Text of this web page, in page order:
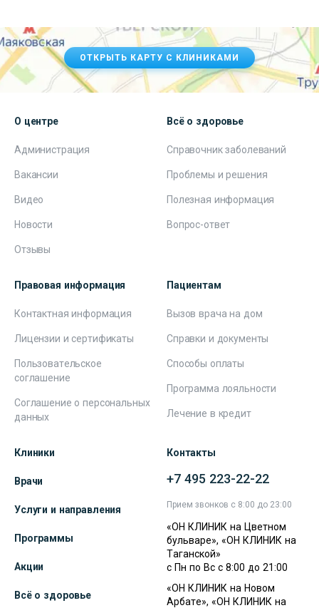
ОТКРЫТЬ КАРТУ С КЛИНИКАМИ
О центре
Администрация
Вакансии
Видео
Новости
Отзывы
Всё о здоровье
Справочник заболеваний
Проблемы и решения
Полезная информация
Вопрос-ответ
Правовая информация
Контактная информация
Лицензии и сертификаты
Пользовательское
соглашение
Соглашение о персональных
данных
Пациентам
Вызов врача на дом
Справки и документы
Способы оплаты
Программа лояльности
Лечение в кредит
Клиники
Врачи
Услуги и направления
Программы
Акции
Всё о здоровье
Контакты
+7 495 223-22-22
Прием звонков с 8:00 до 23:00
«ОН КЛИНИК на Цветном
бульваре», «ОН КЛИНИК на
Таганской»
с Пн по Вс с 8:00 до 21:00
«ОН КЛИНИК на Новом
Арбате», «ОН КЛИНИК на